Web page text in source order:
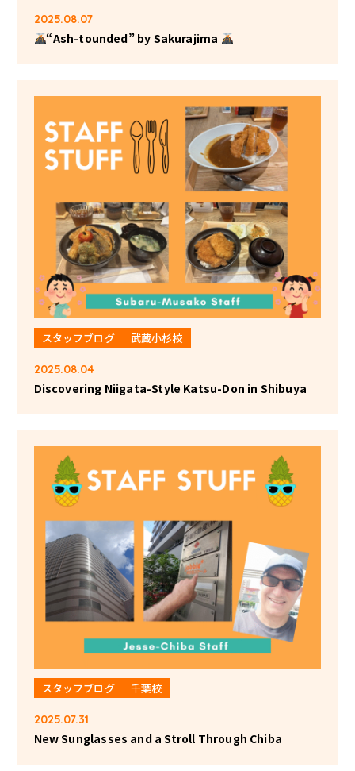
2025.08.07
“Ash-tounded” by Sakurajima
スタッフブログ 武蔵小杉校
2025.08.04
Discovering Niigata-Style Katsu-Don in Shibuya
スタッフブログ 千葉校
2025.07.31
New Sunglasses and a Stroll Through Chiba